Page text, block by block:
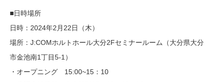
■日時場所
日時：2024年2月22日（木）
場所：J:COMホルトホール大分2Fセミナールーム（大分県大分
市金池南1丁目5-1）
・オープニング 15:00~15：10